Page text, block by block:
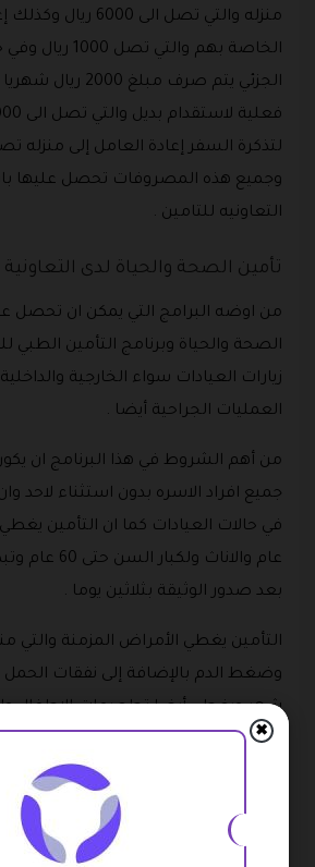
منزله والتي تصل الى
الخاصة بهم والتي
الجزئي يتم صرف
وجميع هذه المصروفات تحصل عليها
التعاونيه للتامين .
تأمين الصحة والحياة لدى التعاونية
من اوضه البرامج التي يمكن ان تحصل
الصحة والحياة وبرنامج التأمين الطبي
زيارات العيادات سواء الخارجية
العمليات الجراحية أيضا .
من أهم الشروط في هذا البرنامج ان
عام والاناث
بعد صدور الوثيقة بثلاثين يوما .
التأمين يغطي الأمراض المزمنة
وضغط الدم بالإضافة إلى نفقات الحمل
شهر ويغطي أيضا تطعيمات الاطفال
الاشتراك في هذا التأمين باستخدام
من التأمينات ايضا التي تحصل عليها
هي تأمين الزوار في حالة قيام بعمل
✖